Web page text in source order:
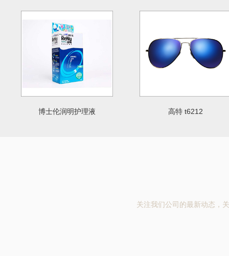
博士伦润明护理液 高特 t6212
关注我们公司的最新动态，